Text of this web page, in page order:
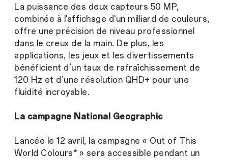
La puissance des deux capteurs 50 MP,
combinée à l'affichage d'un milliard de couleurs,
offre une précision de niveau professionnel
dans le creux de la main. De plus, les
applications, les jeux et les divertissements
bénéficient d’un taux de rafraîchissement de
120 Hz et d’une résolution QHD+ pour une
fluidité incroyable.
La campagne National Geographic
Lancée le 12 avril, la campagne « Out of This
World Colours* » sera accessible pendant un